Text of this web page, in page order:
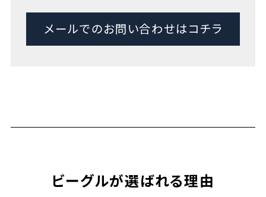
メールでのお問い合わせはコチラ
ビーグルが選ばれる理由